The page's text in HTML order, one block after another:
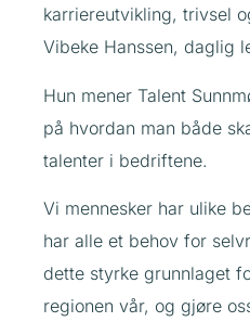
karriereutvikling, trivsel
Vibeke Hanssen, daglig
Hun mener Talent
på hvordan man både
talenter i bedriftene.
Vi mennesker har ulike
har alle et behov for
dette styrke grunnlaget
regionen vår, og gjøre